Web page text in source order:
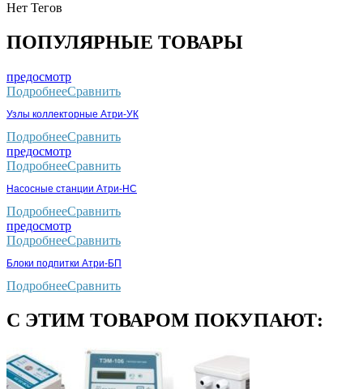
Нет Тегов
ПОПУЛЯРНЫЕ ТОВАРЫ
предосмотр
ПодробнееСравнить
Узлы коллекторные Атри-УК
ПодробнееСравнить
предосмотр
ПодробнееСравнить
Насосные станции Атри-НС
ПодробнееСравнить
предосмотр
ПодробнееСравнить
Блоки подпитки Атри-БП
ПодробнееСравнить
С ЭТИМ ТОВАРОМ ПОКУПАЮТ: